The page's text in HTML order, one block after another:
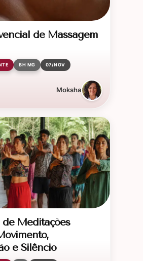
de Massagem
BH MG 07/NOV
Moksha
de Meditações
e Silêncio